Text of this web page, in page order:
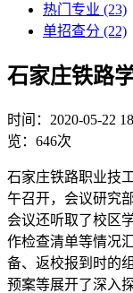
热门专业 (23)
单招查分 (22)
石家庄铁路
时间：2020-05-22
览：646次
石家庄铁路职业技
午召开，会议研究
会议还听取了校区
作检查清单等情况
备、返校报到时的
预案等展开了深入